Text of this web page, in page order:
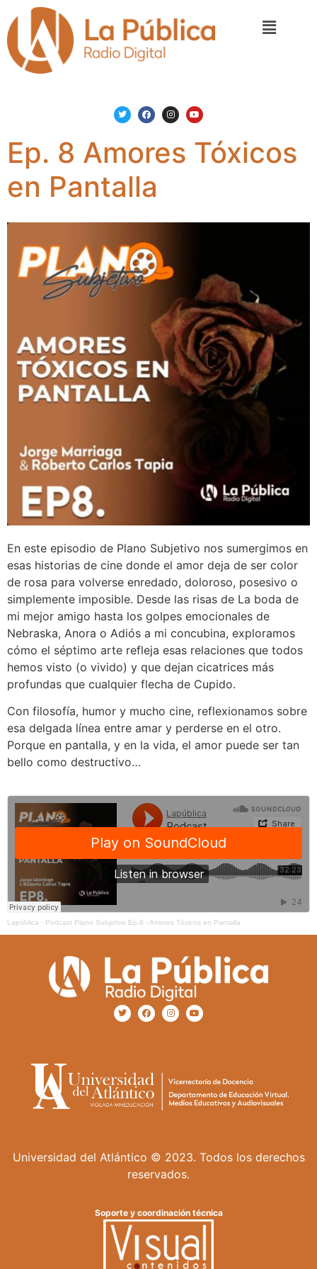
Ep. 8 Amores Tóxicos
en Pantalla
En este episodio de Plano Subjetivo nos sumergimos en
esas historias de cine donde el amor deja de ser color
de rosa para volverse enredado, doloroso, posesivo o
simplemente imposible. Desde las risas de La boda de
mi mejor amigo hasta los golpes emocionales de
Nebraska, Anora o Adiós a mi concubina, exploramos
cómo el séptimo arte refleja esas relaciones que todos
hemos visto (o vivido) y que dejan cicatrices más
profundas que cualquier flecha de Cupido.
Con filosofía, humor y mucho cine, reflexionamos sobre
esa delgada línea entre amar y perderse en el otro.
Porque en pantalla, y en la vida, el amor puede ser tan
bello como destructivo…
Lapública · Podcast Plano Subjetivo Ep.8 - Amores Tóxicos en Pantalla
Universidad del Atlántico © 2023. Todos los derechos
reservados.
Soporte y coordinación técnica